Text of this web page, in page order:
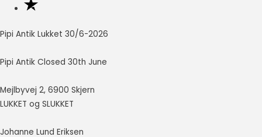
Pipi Antik Lukket 30/6-2026
Pipi Antik Closed 30th June
Mejlbyvej 2, 6900 Skjern
LUKKET og SLUKKET
Johanne Lund Eriksen
at vise
der er
for den
bruger, og
dermed mere